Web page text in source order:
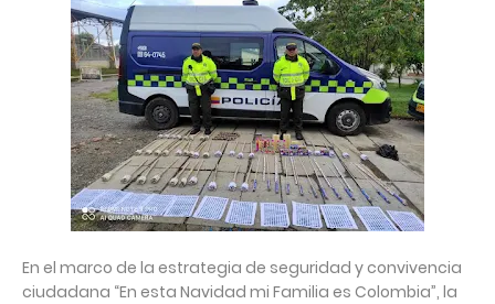
En el marco de la estrategia de seguridad y convivencia
ciudadana “En esta Navidad mi Familia es Colombia”, la